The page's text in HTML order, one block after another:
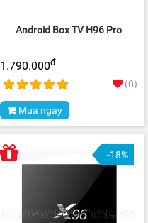
Android Box TV H96 Pro
1.790.000đ
(0)
Mua ngay
-18%